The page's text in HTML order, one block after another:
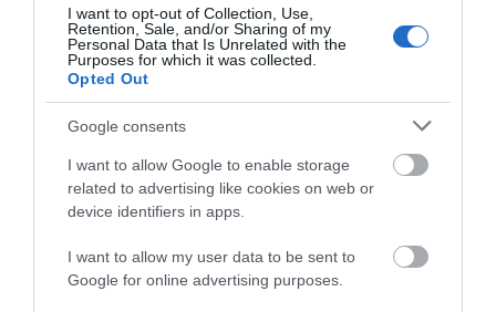
I want to opt-out of Collection, Use,
Retention, Sale, and/or Sharing of my
Personal Data that Is Unrelated with the
Purposes for which it was collected.
Opted Out
Google consents
I want to allow Google to enable storage
related to advertising like cookies on web or
device identifiers in apps.
I want to allow my user data to be sent to
Google for online advertising purposes.
08.08.2026 | 11:40
Εύβοια: Αποκαταστάθηκε το
ίντερνετ στον Οξύλιθο μετά από
επέμβαση της CP COMPANY Ε.Ε.
08.08.2026 | 11:20